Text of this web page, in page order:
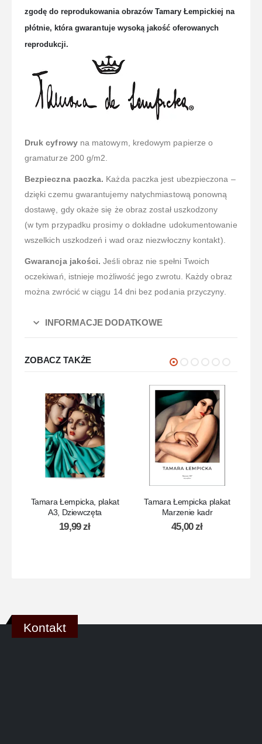
zgodę do reprodukowania obrazów Tamary Łempickiej na
płótnie, która gwarantuje wysoką jakość oferowanych
reprodukcji.
Druk cyfrowyna matowym, kredowym papierze o
gramaturze 200 g/m2.
Bezpieczna paczka. Każda paczka jest ubezpieczona –
dzięki czemu gwarantujemy natychmiastową ponowną
dostawę, gdy okaże się że obraz został uszkodzony
(w tym przypadku prosimy o dokładne udokumentowanie
wszelkich uszkodzeń i wad oraz niezwłoczny kontakt).
Gwarancja jakości. Jeśli obraz nie spełni Twoich
oczekiwań, istnieje możliwość jego zwrotu. Każdy obraz
można zwrócić w ciągu 14 dni bez podania przyczyny.
INFORMACJE DODATKOWE
ZOBACZ TAKŻE
Tamara Łempicka, plakat
A3, Dziewczęta
19,99zł
Tamara Łempicka plakat
Marzenie kadr
45,00zł
Kontakt